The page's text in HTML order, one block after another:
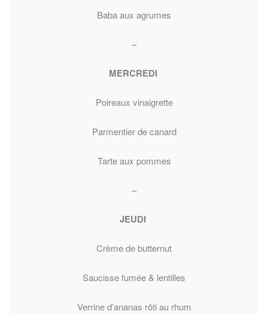
Baba aux agrumes
–
MERCREDI
Poireaux vinaigrette
Parmentier de canard
Tarte aux pommes
–
JEUDI
Crème de butternut
Saucisse fumée & lentilles
Verrine d’ananas rôti au rhum